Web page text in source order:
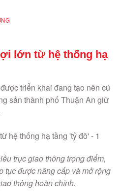
lớn từ hệ thống hạ
triển khai đang tạo nên cú
sản thành phố Thuận An giữ
trục giao thông trọng điểm,
tục được nâng cấp và mở rộng
thông hoàn chỉnh.